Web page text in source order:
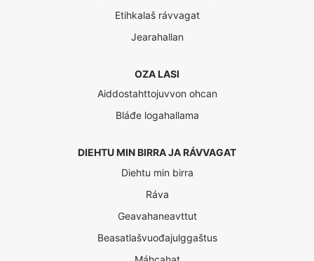
Etihkalaš rávvagat
Jearahallan
OZA LASI
Aiddostahttojuvvon ohcan
Bláđe logahallama
DIEHTU MIN BIRRA JA RÁVVAGAT
Diehtu min birra
Ráva
Geavahaneavttut
Beasatlašvuođajulggaštus